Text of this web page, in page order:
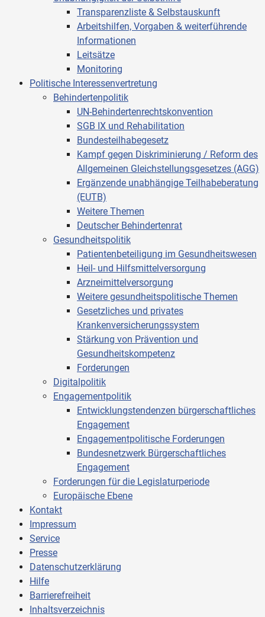
Transparenzliste & Selbstauskunft
Arbeitshilfen, Vorgaben & weiterführende
Informationen
Leitsätze
Monitoring
Politische Interessenvertretung
Behindertenpolitik
UN-Behindertenrechtskonvention
SGB IX und Rehabilitation
Bundesteilhabegesetz
Kampf gegen Diskriminierung / Reform des
Allgemeinen Gleichstellungsgesetzes (AGG)
Ergänzende unabhängige Teilhabeberatung
(EUTB)
Weitere Themen
Deutscher Behindertenrat
Gesundheitspolitik
Patientenbeteiligung im Gesundheitswesen
Heil- und Hilfsmittelversorgung
Arzneimittelversorgung
Weitere gesundheitspolitische Themen
Gesetzliches und privates
Krankenversicherungssystem
Stärkung von Prävention und
Gesundheitskompetenz
Forderungen
Digitalpolitik
Engagementpolitik
Entwicklungstendenzen bürgerschaftliches
Engagement
Engagementpolitische Forderungen
Bundesnetzwerk Bürgerschaftliches
Engagement
Forderungen für die Legislaturperiode
Europäische Ebene
Kontakt
Impressum
Service
Presse
Datenschutzerklärung
Hilfe
Barrierefreiheit
Inhaltsverzeichnis